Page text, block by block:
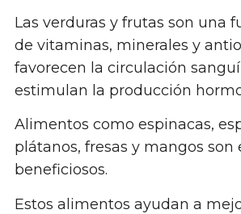
Las verduras y frutas son una
de vitaminas, minerales y
favorecen la circulación
estimulan la producción
Alimentos como espinacas,
plátanos, fresas y mangos
beneficiosos.
Estos alimentos ayudan a